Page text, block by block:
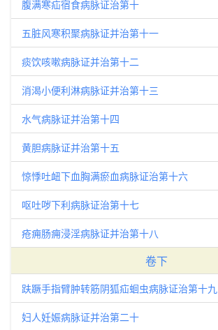
腹满寒疝宿食病脉证治第十
五脏风寒积聚病脉证并治第十一
痰饮咳嗽病脉证并治第十二
消渴小便利淋病脉证并治第十三
水气病脉证并治第十四
黄胆病脉证并治第十五
惊悸吐衄下血胸满瘀血病脉证治第十六
呕吐哕下利病脉证治第十七
疮痈肠痈浸淫病脉证并治第十八
卷下
趺蹶手指臂肿转筋阴狐疝蛔虫病脉证治第十九
妇人妊娠病脉证并治第二十